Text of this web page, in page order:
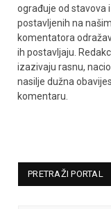
ograđuje od stavova
postavljenih na
komentatora
ih postavljaju.
izazivaju rasnu,
nasilje dužna
komentaru.
PRETRAŽI PORTAL